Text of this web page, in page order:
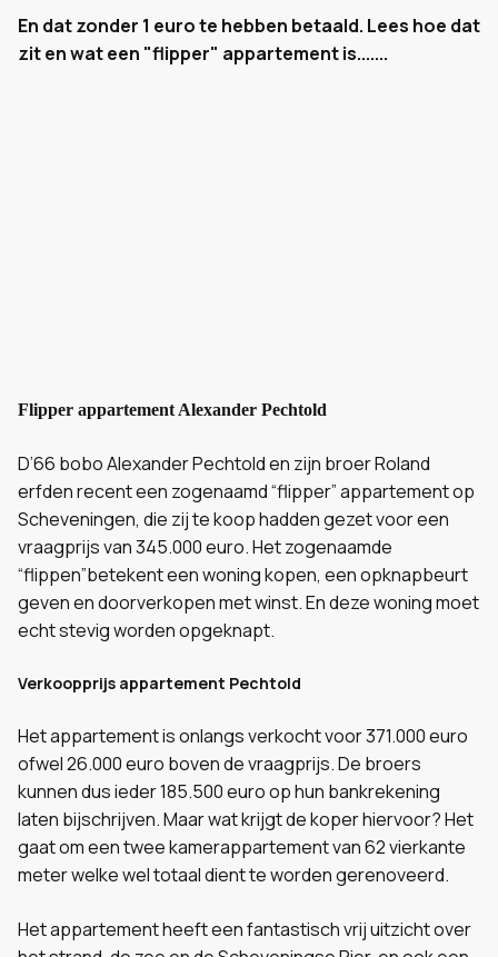
En dat zonder 1 euro te hebben betaald. Lees hoe dat
zit en wat een "flipper" appartement is.......
Flipper appartement Alexander Pechtold
D’66 bobo Alexander Pechtold en zijn broer Roland
erfden recent een zogenaamd “flipper” appartement op
Scheveningen, die zij te koop hadden gezet voor een
vraagprijs van 345.000 euro. Het zogenaamde
“flippen”betekent een woning kopen, een opknapbeurt
geven en doorverkopen met winst. En deze woning moet
echt stevig worden opgeknapt.
Verkoopprijs appartement Pechtold
Het appartement is onlangs verkocht voor 371.000 euro
ofwel 26.000 euro boven de vraagprijs. De broers
kunnen dus ieder 185.500 euro op hun bankrekening
laten bijschrijven. Maar wat krijgt de koper hiervoor? Het
gaat om een twee kamerappartement van 62 vierkante
meter welke wel totaal dient te worden gerenoveerd.
Het appartement heeft een fantastisch vrij uitzicht over